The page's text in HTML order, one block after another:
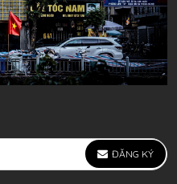
ĐĂNG KÝ